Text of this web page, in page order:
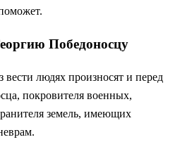
Победоносцу
людях произносят и перед
покровителя военных,
земель, имеющих